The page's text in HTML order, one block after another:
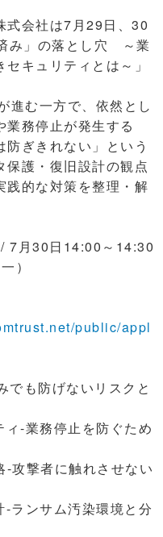
会社は7月29日、30
み」の落とし穴 ～業
キュリティとは～」
む一方で、依然とし
務停止が発生する
ぎきれない」という
護・復旧設計の観点
践的な対策を整理・解
7月30日14:00～14:30
）
public/appl
でも防げないリスクと
-業務停止を防ぐため
-攻撃者に触れさせない
ランサム汚染環境と分